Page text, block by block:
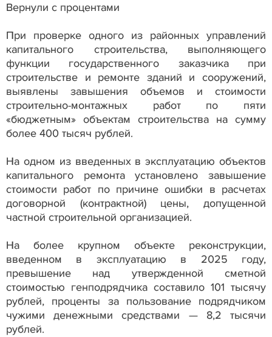
Вернули с процентами
При проверке одного из районных управлений
капитального строительства, выполняющего
функции государственного заказчика при
строительстве и ремонте зданий и сооружений,
выявлены завышения объемов и стоимости
строительно-монтажных работ по пяти
«бюджетным» объектам строительства на сумму
более 400 тысяч рублей.
На одном из введенных в эксплуатацию объектов
капитального ремонта установлено завышение
стоимости работ по причине ошибки в расчетах
договорной (контрактной) цены, допущенной
частной строительной организацией.
На более крупном объекте реконструкции,
введенном в эксплуатацию в 2025 году,
превышение над утвержденной сметной
стоимостью генподрядчика составило 101 тысячу
рублей, проценты за пользование подрядчиком
чужими денежными средствами — 8,2 тысячи
рублей.